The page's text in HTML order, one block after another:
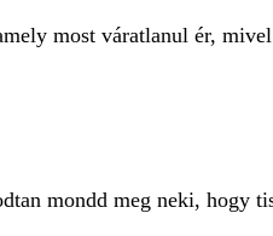
most váratlanul ér,
mondd meg neki, hogy